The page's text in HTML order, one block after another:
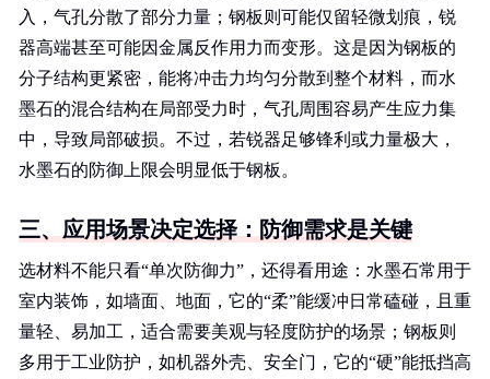
入，气孔分散了部分力量；钢板则可能仅留轻微划痕，锐
器高端甚至可能因金属反作用力而变形。这是因为钢板的
分子结构更紧密，能将冲击力均匀分散到整个材料，而水
墨石的混合结构在局部受力时，气孔周围容易产生应力集
中，导致局部破损。不过，若锐器足够锋利或力量极大，
水墨石的防御上限会明显低于钢板。
三、应用场景决定选择：防御需求是关键
选材料不能只看“单次防御力”，还得看用途：水墨石常用于
室内装饰，如墙面、地面，它的“柔”能缓冲日常磕碰，且重
量轻、易加工，适合需要美观与轻度防护的场景；钢板则
多用于工业防护，如机器外壳、安全门，它的“硬”能抵挡高